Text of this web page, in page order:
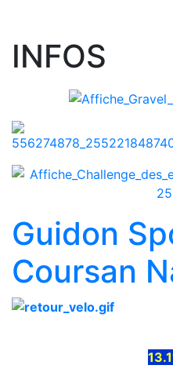
INFOS
Guidon
Coursan